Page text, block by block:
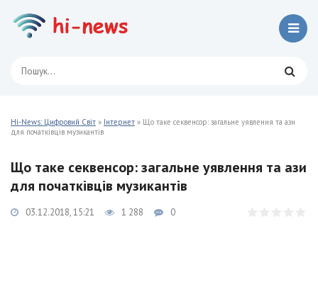
Hi-News: Цифровий Світ » Інтернет » Що таке секвенсор: загальне уявлення та ази
для початківців музикантів
Що таке секвенсор: загальне уявлення та ази
для початківців музикантів
03.12.2018, 15:21 1 288 0